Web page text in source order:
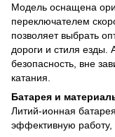
Модель оснащена
переключателем
позволяет выбрать
дороги и стиля езды.
безопасность, вне
катания.
Батарея и
Литий-ионная
эффективную работу,